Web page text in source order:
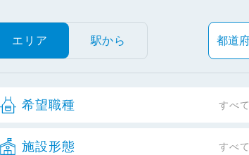
エリア 駅から
希望職種 すべて
施設形態 すべて